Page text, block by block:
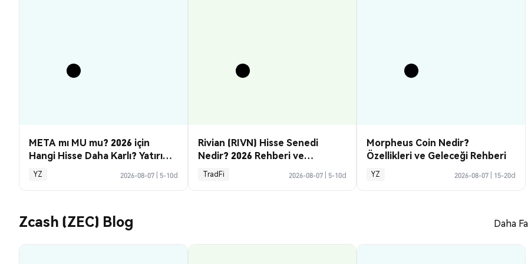
META mı MU mu? 2026 için
Hangi Hisse Daha Karlı? Yatırım
Rehberi
YZ 2026-08-07 5-10d
Rivian (RIVN) Hisse Senedi
Nedir? 2026 Rehberi ve
Yorumlar
TradFi 2026-08-07 5-10d
Morpheus Coin Nedir?
Özellikleri ve Geleceği Rehberi
YZ 2026-08-07 15-20d
Zcash (ZEC) Blog Daha